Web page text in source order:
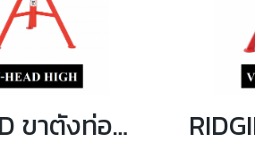
RIDGID ขาตั้งท่อหัวทรง V รุ่น 56662 VJ-99